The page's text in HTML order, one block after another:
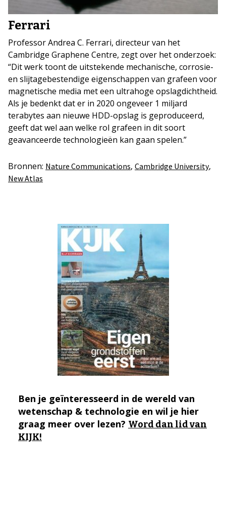
Ferrari
Professor Andrea C. Ferrari, directeur van het
Cambridge Graphene Centre, zegt over het onderzoek:
“Dit werk toont de uitstekende mechanische, corrosie-
en slijtagebestendige eigenschappen van grafeen voor
magnetische media met een ultrahoge opslagdichtheid.
Als je bedenkt dat er in 2020 ongeveer 1 miljard
terabytes aan nieuwe HDD-opslag is geproduceerd,
geeft dat wel aan welke rol grafeen in dit soort
geavanceerde technologieën kan gaan spelen.”
Bronnen: Nature Communications, Cambridge University,
New Atlas
Ben je geïnteresseerd in de wereld van
wetenschap & technologie en wil je hier
graag meer over lezen? Word dan lid van
KIJK!